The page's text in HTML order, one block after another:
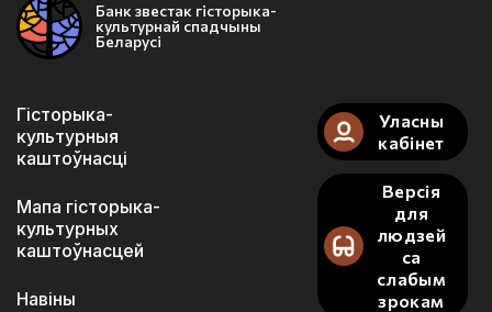
Банк звестак гісторыка-
культурнай спадчыны
Беларусі
Гісторыка-
культурныя
каштоўнасці
Мапа гісторыка-
культурных
каштоўнасцей
Навіны
Уласны
кабінет
Версія
для
людзей
са
слабым
зрокам